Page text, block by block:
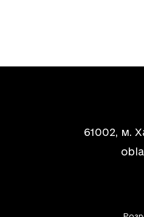
61002, м.